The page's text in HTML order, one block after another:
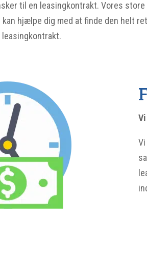
til en leasingkontrakt. Vores
kan hjælpe dig med at finde den helt